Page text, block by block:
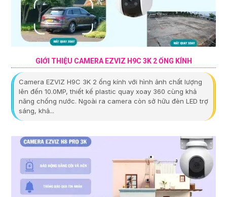
GIỚI THIỆU CAMERA EZVIZ H9C 3K 2 ỐNG KÍNH
Camera EZVIZ H9C 3K 2 ống kính với hình ảnh chất lượng
lên đến 10.0MP, thiết kế plastic quay xoay 360 cùng khả
năng chống nước. Ngoài ra camera còn sở hữu đèn LED trợ
sáng, khả...